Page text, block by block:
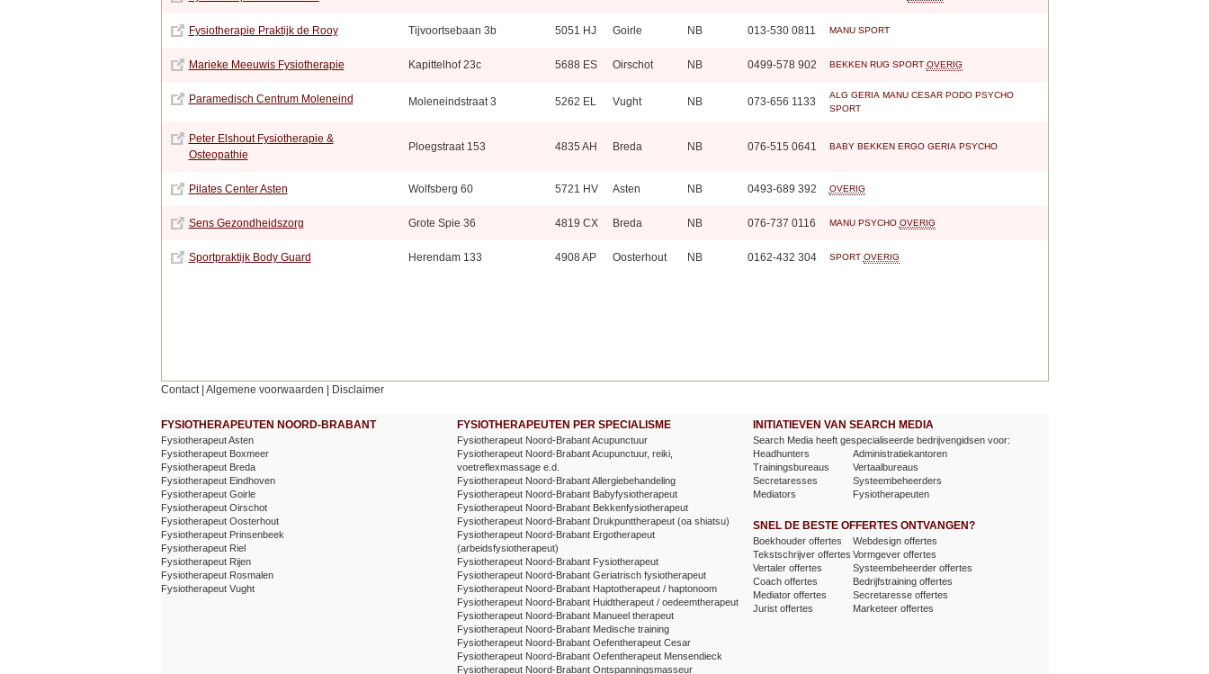
Fysiotherapie Praktijk de Rooy Tijvoortsebaan 3b 5051 HJ Goirle NB 013-530 0811 MANU SPORT
Marieke Meeuwis Fysiotherapie Kapittelhof 23c 5688 ES Oirschot NB 0499-578 902 BEKKEN RUG SPORT OVERIG
Paramedisch Centrum Moleneind Moleneindstraat 3 5262 EL Vught NB 073-656 1133
ALG GERIA MANU CESAR PODO PSYCHO
SPORT
Peter Elshout Fysiotherapie &
Osteopathie
Ploegstraat 153 4835 AH Breda NB 076-515 0641 BABY BEKKEN ERGO GERIA PSYCHO
Pilates Center Asten Wolfsberg 60 5721 HV Asten NB 0493-689 392 OVERIG
Sens Gezondheidszorg Grote Spie 36 4819 CX Breda NB 076-737 0116 MANU PSYCHO OVERIG
Sportpraktijk Body Guard Herendam 133 4908 AP Oosterhout NB 0162-432 304 SPORT OVERIG
Contact| Algemene voorwaarden Disclaimer
FYSIOTHERAPEUTEN NOORD-BRABANT
Fysiotherapeut Asten
Fysiotherapeut Boxmeer
Fysiotherapeut Breda
Fysiotherapeut Eindhoven
Fysiotherapeut Goirle
Fysiotherapeut Oirschot
Fysiotherapeut Oosterhout
Fysiotherapeut Prinsenbeek
Fysiotherapeut Riel
Fysiotherapeut Rijen
Fysiotherapeut Rosmalen
Fysiotherapeut Vught
FYSIOTHERAPEUTEN PER SPECIALISME
Fysiotherapeut Noord-Brabant Acupunctuur
Fysiotherapeut Noord-Brabant Acupunctuur, reiki,
voetreflexmassage e.d.
Fysiotherapeut Noord-Brabant Allergiebehandeling
Fysiotherapeut Noord-Brabant Babyfysiotherapeut
Fysiotherapeut Noord-Brabant Bekkenfysiotherapeut
Fysiotherapeut Noord-Brabant Drukpunttherapeut (oa shiatsu)
Fysiotherapeut Noord-Brabant Ergotherapeut
(arbeidsfysiotherapeut)
Fysiotherapeut Noord-Brabant Fysiotherapeut
Fysiotherapeut Noord-Brabant Geriatrisch fysiotherapeut
Fysiotherapeut Noord-Brabant Haptotherapeut / haptonoom
Fysiotherapeut Noord-Brabant Huidtherapeut / oedeemtherapeut
Fysiotherapeut Noord-Brabant Manueel therapeut
Fysiotherapeut Noord-Brabant Medische training
Fysiotherapeut Noord-Brabant Oefentherapeut Cesar
Fysiotherapeut Noord-Brabant Oefentherapeut Mensendieck
Fysiotherapeut Noord-Brabant Ontspanningsmasseur
INITIATIEVEN VAN SEARCH MEDIA
Search Media heeft gespecialiseerde bedrijvengidsen voor:
Headhunters
Administratiekantoren
Trainingsbureaus
Vertaalbureaus
Secretaresses
Systeembeheerders
Mediators
Fysiotherapeuten
SNEL DE BESTE OFFERTES ONTVANGEN?
Boekhouder offertes
Webdesign offertes
Tekstschrijver offertes Vormgever offertes
Vertaler offertes
Systeembeheerder offertes
Coach offertes
Bedrijfstraining offertes
Mediator offertes
Secretaresse offertes
Jurist offertes
Marketeer offertes